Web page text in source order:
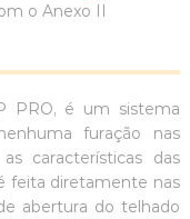
o Anexo II
PRO, é um sistema
furação nas
características das
feita diretamente nas
abertura do telhado